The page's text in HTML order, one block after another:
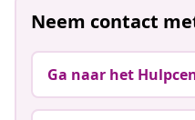
Neem contact
Ga naar het